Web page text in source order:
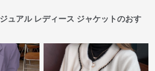
ュアル レディース ジャケットのおす